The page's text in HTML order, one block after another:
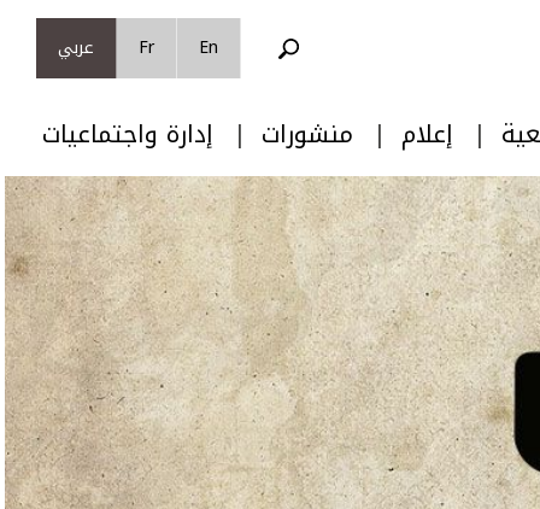
En
Fr عربي
إعلام منشورات إدارة واجتماعيات